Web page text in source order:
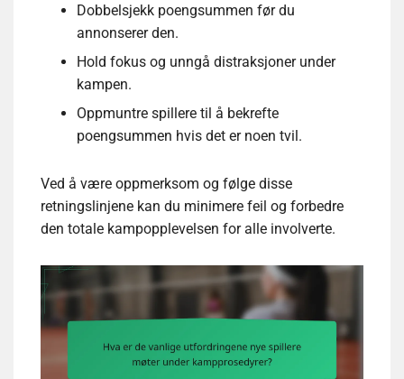
Dobbelsjekk poengsummen før du
annonserer den.
Hold fokus og unngå distraksjoner under
kampen.
Oppmuntre spillere til å bekrefte
poengsummen hvis det er noen tvil.
Ved å være oppmerksom og følge disse
retningslinjene kan du minimere feil og forbedre
den totale kampopplevelsen for alle involverte.